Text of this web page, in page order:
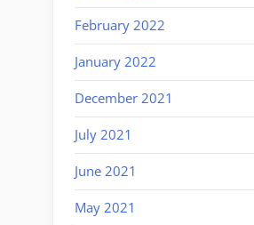
February 2022
January 2022
December 2021
July 2021
June 2021
May 2021